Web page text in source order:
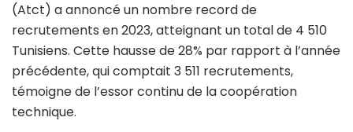
(Atct) a annoncé un nombre record de
recrutements en 2023, atteignant un total de 4 510
Tunisiens. Cette hausse de 28% par rapport à l’année
précédente, qui comptait 3 511 recrutements,
témoigne de l’essor continu de la coopération
technique.